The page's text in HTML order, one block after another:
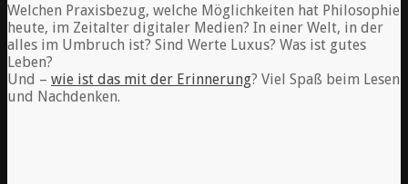
Welchen Praxisbezug, welche Möglichkeiten hat Philosophie
heute, im Zeitalter digitaler Medien? In einer Welt, in der
alles im Umbruch ist? Sind Werte Luxus? Was ist gutes
Leben?
Und – wie ist das mit der Erinnerung? Viel Spaß beim Lesen
und Nachdenken.